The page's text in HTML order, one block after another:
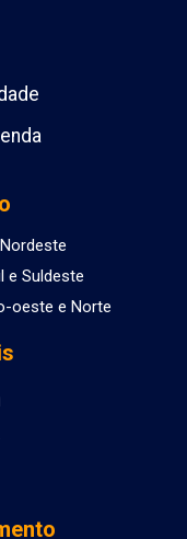
e Suldeste
oeste e Norte